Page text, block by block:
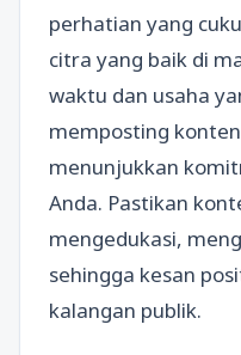
perhatian yang
citra yang baik di
waktu dan usaha
memposting
menunjukkan
Anda. Pastikan
mengedukasi,
sehingga kesan
kalangan publik.